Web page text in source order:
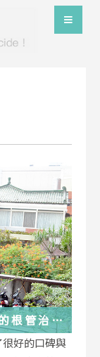
根管治療
好的口碑與